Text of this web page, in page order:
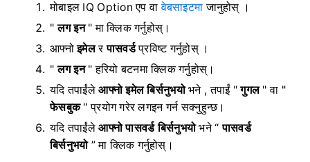
मोबाइल IQ Option एप वावेबसाइटमा जानुहोस् ।
"लग इन" मा क्लिक गर्नुहोस्।
आफ्नोइमेलरपासवर्डप्रविष्ट गर्नुहोस् ।
"लग इन" हरियो बटनमा क्लिक गर्नुहोस्।
यदि तपाईंलेआफ्नो इमेल बिर्सनुभयोभने , तपाईं "गुगल" वा "
फेसबुक" प्रयोग गरेर लगइन गर्न सक्नुहुन्छ।
यदि तपाईंलेआफ्नो पासवर्ड बिर्सनुभयोभने “पासवर्ड
बिर्सनुभयो” मा क्लिक गर्नुहोस्।